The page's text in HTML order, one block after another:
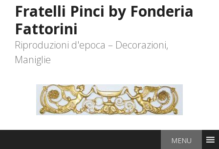
Fratelli Pinci by Fonderia
Fattorini
Riproduzioni d'epoca – Decorazioni,
Maniglie
MENU